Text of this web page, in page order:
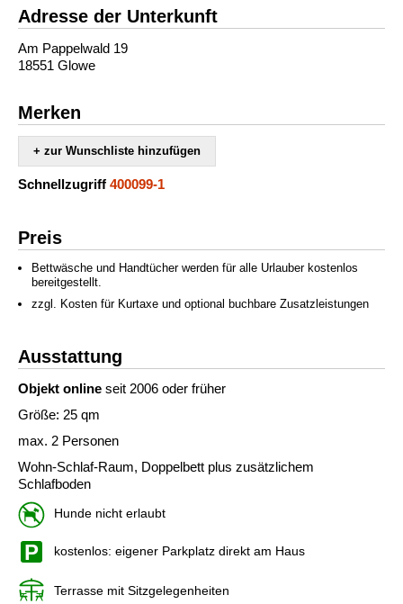
Adresse der Unterkunft
Am Pappelwald 19
18551 Glowe
Merken
+ zur Wunschliste hinzufügen
Schnellzugriff 400099-1
Preis
Bettwäsche und Handtücher werden für alle Urlauber kostenlos
bereitgestellt.
zzgl. Kosten für Kurtaxe und optional buchbare Zusatzleistungen
Ausstattung
Objekt online seit 2006 oder früher
Größe: 25 qm
max. 2 Personen
Wohn-Schlaf-Raum, Doppelbett plus zusätzlichem
Schlafboden
Hunde nicht erlaubt
kostenlos: eigener Parkplatz direkt am Haus
Terrasse mit Sitzgelegenheiten